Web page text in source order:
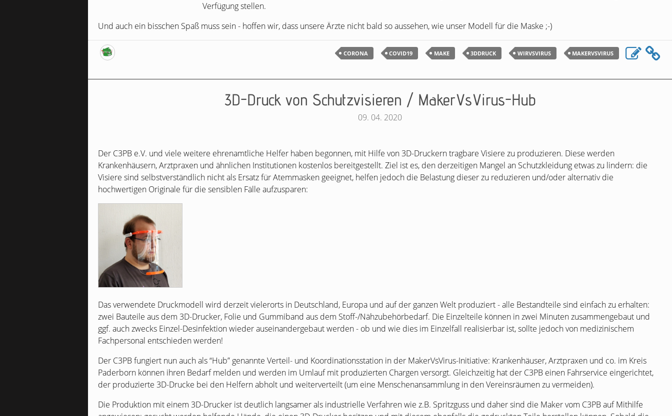
Verfügung stellen.
Und auch ein bisschen Spaß muss sein - hoffen wir, dass unsere Ärzte nicht bald so aussehen, wie unser Modell für die Maske ;-)
CORONA COVID19 MAKE 3DDRUCK WIRVSVIRUS MAKERVSVIRUS
3D-Druck von Schutzvisieren / MakerVsVirus-Hub
09. 04. 2020
Der C3PBe.V. und viele weitere ehrenamtliche Helfer haben begonnen, mit Hilfe von 3D-Druckern tragbare Visiere zu produzieren. Diese werden
Krankenhäusern, Arztpraxen und ähnlichen Institutionen kostenlos bereitgestellt. Ziel ist es, den derzeitigen Mangel an Schutzkleidung etwas zu lindern: die
Visiere sind selbstverständlich nicht als Ersatz für Atemmasken geeignet, helfen jedoch die Belastung dieser zu reduzieren und/oder alternativ die
hochwertigen Originale für die sensiblen Fälle aufzusparen:
Das verwendete Druckmodell wird derzeit vielerorts in Deutschland, Europa und auf der ganzen Welt produziert - alle Bestandteile sind einfach zu erhalten:
zwei Bauteile aus dem 3D-Drucker, Folie und Gummiband aus dem Stoff-/Nähzubehörbedarf. Die Einzelteile können in zwei Minuten zusammengebaut und
ggf. auch zwecks Einzel-Desinfektion wieder auseinandergebaut werden - ob und wie dies im Einzelfall realisierbar ist, sollte jedoch von medizinischem
Fachpersonal entschieden werden!
Der C3PBfungiert nun auch als “Hub” genannte Verteil- und Koordinationsstation in der MakerVsVirus-Initiative: Krankenhäuser, Arztpraxen und co. im Kreis
Paderborn können ihren Bedarf melden und werden im Umlauf mit produzierten Chargen versorgt. Gleichzeitig hat der C3PBeinen Fahrservice eingerichtet,
der produzierte 3D-Drucke bei den Helfern abholt und weiterverteilt (um eine Menschenansammlung in den Vereinsräumen zu vermeiden).
Die Produktion mit einem 3D-Drucker ist deutlich langsamer als industrielle Verfahren wie z.B. Spritzguss und daher sind die Maker vom C3PBauf Mithilfe